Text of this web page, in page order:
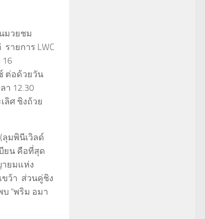
มวยชม
ายการ LWC
16
ต่อด้วยวัน
า 12.30
ลิศ ชิงถ้วย
ลุมพินีเวิลด์
ยน คือที่สุด
ายมแห่ง
ขว้า ส่วนคู่ชิง
“พริม อมา